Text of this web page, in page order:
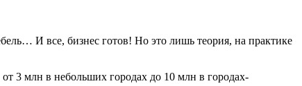
И все, бизнес готов! Но это лишь теория, на практике
3 млн в небольших городах до 10 млн в городах-